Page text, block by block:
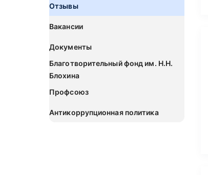
Отзывы
Вакансии
Документы
Благотворительный фонд им. Н.Н.
Блохина
Профсоюз
Антикоррупционная политика